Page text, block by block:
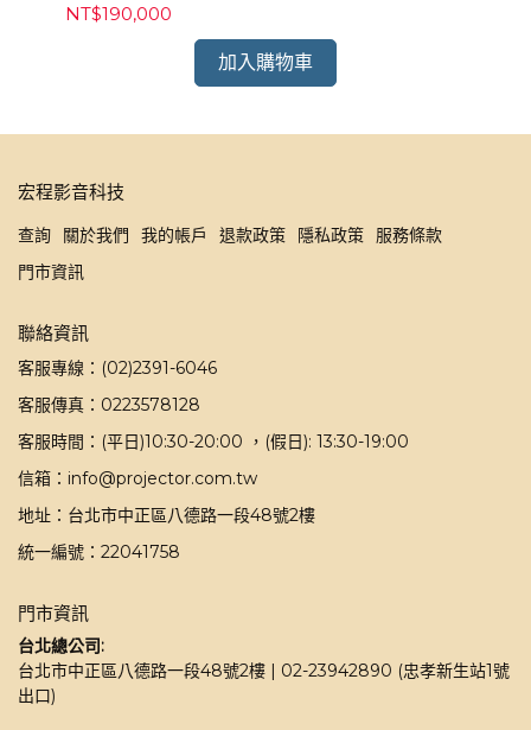
NT$190,000
加入購物車
宏程影音科技
查詢 關於我們 我的帳戶 退款政策 隱私政策
服務條款
門市資訊
聯絡資訊
客服專線：(02)2391-6046
客服傳真：0223578128
客服時間：(平日)10:30-20:00 ，(假日): 13:30-19:00
信箱：info@projector.com.tw
地址：台北市中正區八德路一段48號2樓
統一編號：22041758
門市資訊
台北總公司:
台北市中正區八德路一段48號2樓 | 02-23942890 (忠孝新生站1號
出口)